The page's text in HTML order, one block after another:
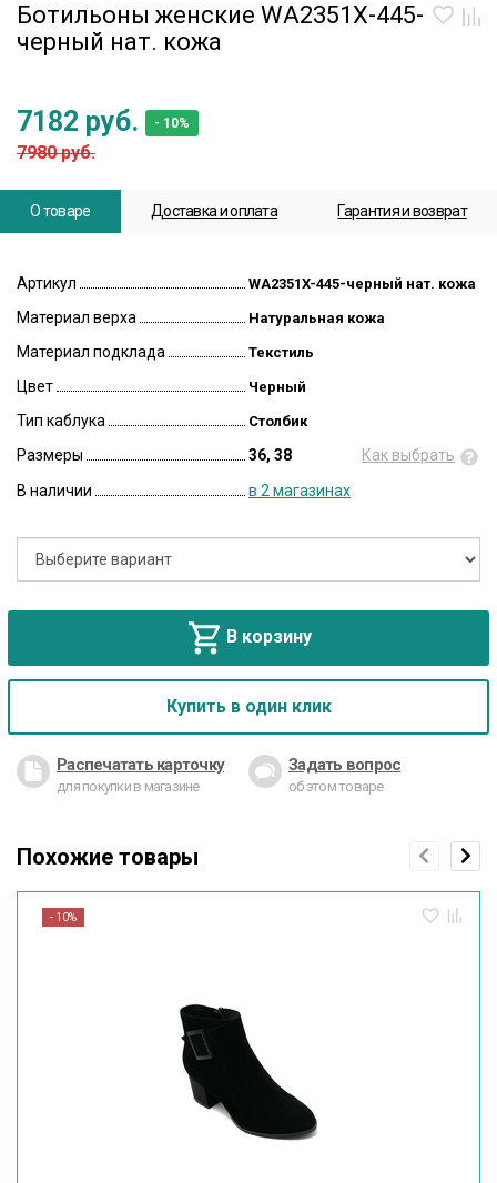
Ботильоны женские WA2351X-445-
черный нат. кожа
7182 руб. - 10%
7980 руб.
О товаре Доставка и оплата Гарантия и возврат
Артикул WA2351X-445-черный нат. кожа
Материал верха Натуральная кожа
Материал подклада Текстиль
Цвет Черный
Тип каблука Столбик
Размеры 36, 38
Как выбрать
В наличии
в 2 магазинах
В корзину
Купить в один клик
Распечатать карточку
для покупки в магазине
Задать вопрос
об этом товаре
Похожие товары
- 10%